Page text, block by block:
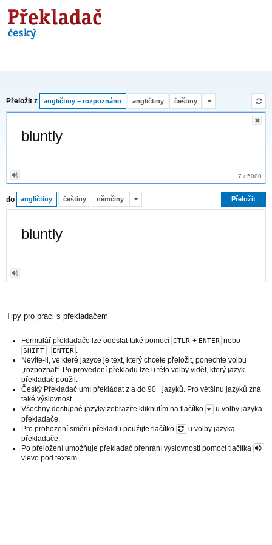
Překladač
Přeložit z angličtiny – rozpoznáno angličtiny češtiny
7 / 5000
do angličtiny češtiny němčiny Přeložit
bluntly
Tipy pro práci s překladačem
Formulář překladače lze odeslat také pomocí CTLR + ENTER nebo
SHIFT + ENTER .
Nevíte-li, ve které jazyce je text, který chcete přeložit, ponechte volbu
„rozpoznat“. Po provedení překladu lze u této volby vidět, který jazyk
překladač použil.
Český Překladač umí překládat z a do 90+ jazyků. Pro většinu jazyků zná
také výslovnost.
Všechny dostupné jazyky zobrazíte kliknutím na tlačítko
u volby jazyka
překladače.
Pro prohození směru překladu použijte tlačítko
u volby jazyka
překladače.
Po přeložení umožňuje překladač přehrání výslovnosti pomocí tlačítka
vlevo pod textem.